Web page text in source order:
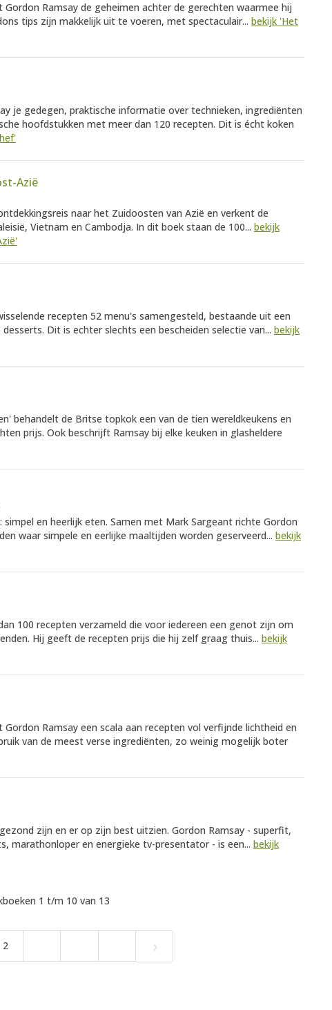
Ramsay de geheimen achter de gerechten waarmee hij
tips zijn makkelijk uit te voeren, met spectaculair... bekijk 'Het
je gedegen, praktische informatie over technieken, ingrediënten
hoofdstukken met meer dan 120 recepten. Dit is écht koken
Azië
naar het Zuidoosten van Azië en verkent de
Vietnam en Cambodja. In dit boek staan de 100... bekijk
recepten 52 menu's samengesteld, bestaande uit een
Dit is echter slechts een bescheiden selectie van... bekijk
behandelt de Britse topkok een van de tien wereldkeukens en
prijs. Ook beschrijft Ramsay bij elke keuken in glasheldere
simpel en heerlijk eten. Samen met Mark Sargeant richte Gordon
waar simpele en eerlijke maaltijden worden geserveerd... bekijk
100 recepten verzameld die voor iedereen een genot zijn om
Hij geeft de recepten prijs die hij zelf graag thuis... bekijk
Ramsay een scala aan recepten vol verfijnde lichtheid en
van de meest verse ingrediënten, zo weinig mogelijk boter
zijn en er op zijn best uitzien. Gordon Ramsay - superfit,
marathonloper en energieke tv-presentator - is een... bekijk
1 t/m 10 van 13
2 ›